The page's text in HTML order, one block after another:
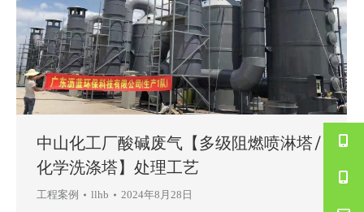
中山化工厂酸碱废气【多级阻燃喷淋塔/
化学洗涤塔】处理工艺
工程案例 llhb 2024年8月28日